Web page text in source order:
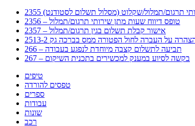
תרגום/תמלול/שקלוט (מסלול תשלום לסטודנט)
2356 – טופס דיווח שעות מתן שירותי תרגום/תמלול
2357 – אישור קבלת תשלום בגין תרגום/תמלול
266 – תביעה לתשלום קצבה מיוחדת לנפגע בעבודה
267 – בקשה לסיוע במענק למכשירים בתכנית השיקום
טיפים
טפסים להורדה
ספרים
עבודות
שונות
רכב